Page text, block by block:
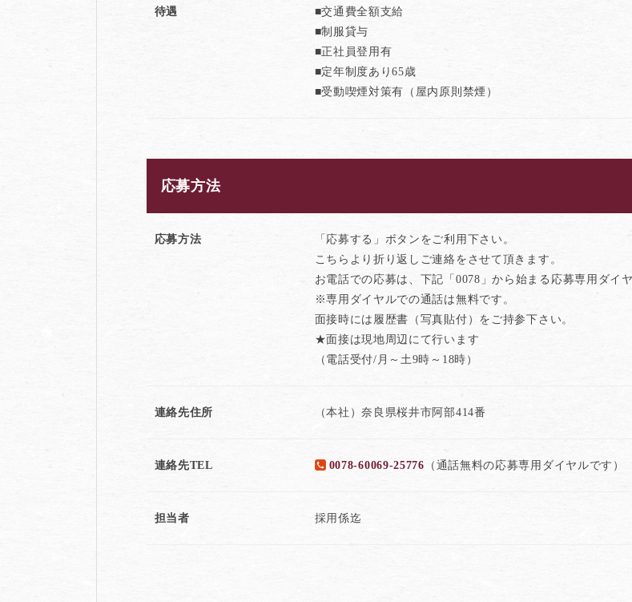
待遇
■交通費全額支給
■制服貸与
■正社員登用有
■定年制度あり65歳
■受動喫煙対策有（屋内原則禁煙）
応募方法
応募方法
「応募する」ボタンをご利用下さい。
こちらより折り返しご連絡をさせて頂きます。
お電話での応募は、下記「0078」から始まる応募専用ダイ
※専用ダイヤルでの通話は無料です。
面接時には履歴書（写真貼付）をご持参下さい。
★面接は現地周辺にて行います
（電話受付/月～土9時～18時）
連絡先住所 （本社）奈良県桜井市阿部414番
連絡先TEL 0078-60069-25776 （通話無料の応募専用ダイヤルです）
担当者 採用係迄